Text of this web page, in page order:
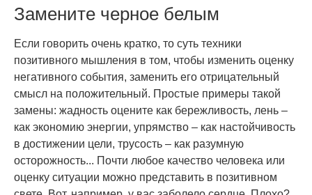
Замените черное белым
Если говорить очень кратко, то суть техники
позитивного мышления в том, чтобы изменить оценку
негативного события, заменить его отрицательный
смысл на положительный. Простые примеры такой
замены: жадность оцените как бережливость, лень –
как экономию энергии, упрямство – как настойчивость
в достижении цели, трусость – как разумную
осторожность... Почти любое качество человека или
оценку ситуации можно представить в позитивном